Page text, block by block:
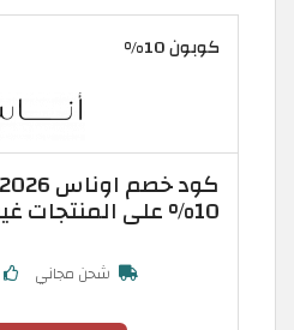
كوبون 10%
10% على المنتجات غير المخفضة
شحن مجاني